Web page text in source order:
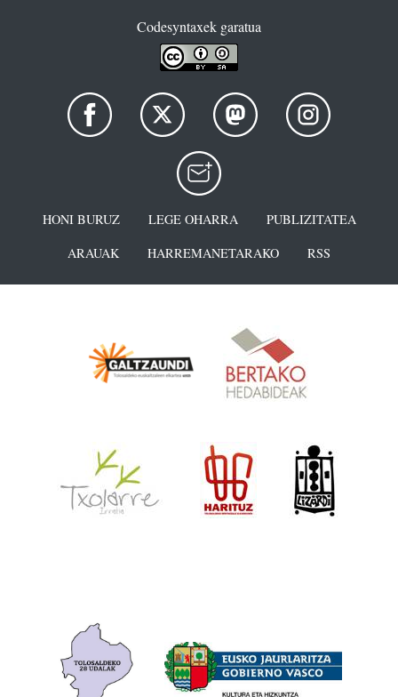
Codesyntaxek garatua
HONI BURUZ LEGE OHARRA
PUBLIZITATEA
ARAUAK
HARREMANETARAKO RSS